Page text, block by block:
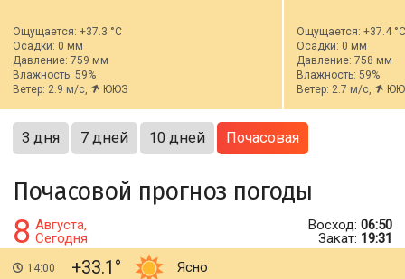
Ощущается: +37.3 °C
Осадки: 0 мм
Давление: 759 мм
Влажность: 59%
Ветер: 2.9 м/с,
ЮЮЗ
Ощущается: +37.4 °C
Осадки: 0 мм
Давление: 758 мм
Влажность: 59%
Ветер: 2.7 м/с,
3 дня 7 дней 10 дней Почасовая
Почасовой прогноз погоды
8 Августа,
Сегодня
Восход: 06:50
Закат: 19:31
14:00 +33.1 Ясно